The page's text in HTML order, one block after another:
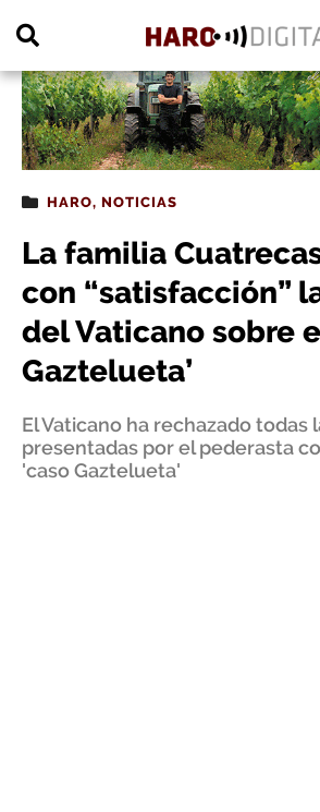
HARO, NOTICIAS
La familia
con “satisfacción”
del Vaticano sobre
Gaztelueta’
El Vaticano ha rechazado todas
presentadas por el pederasta
'caso Gaztelueta'